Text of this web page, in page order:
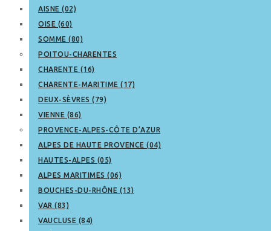
AISNE (02)
OISE (60)
SOMME (80)
POITOU-CHARENTES
CHARENTE (16)
CHARENTE-MARITIME (17)
DEUX-SÈVRES (79)
VIENNE (86)
PROVENCE-ALPES-CÔTE D’AZUR
ALPES DE HAUTE PROVENCE (04)
HAUTES-ALPES (05)
ALPES MARITIMES (06)
BOUCHES-DU-RHÔNE (13)
VAR (83)
VAUCLUSE (84)